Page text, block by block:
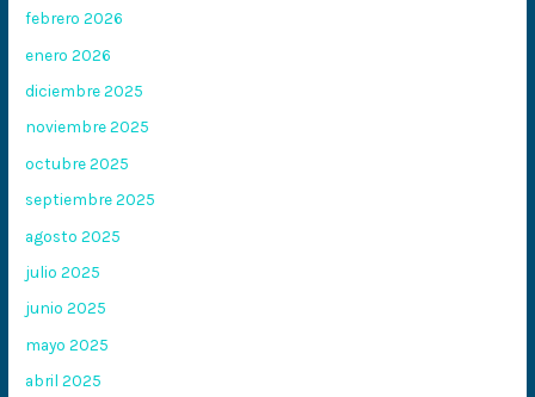
febrero 2026
enero 2026
diciembre 2025
noviembre 2025
octubre 2025
septiembre 2025
agosto 2025
julio 2025
junio 2025
mayo 2025
abril 2025